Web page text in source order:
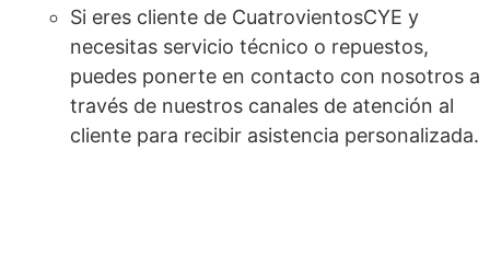
Si eres cliente de CuatrovientosCYE y
necesitas servicio técnico o repuestos,
puedes ponerte en contacto con nosotros a
través de nuestros canales de atención al
cliente para recibir asistencia personalizada.